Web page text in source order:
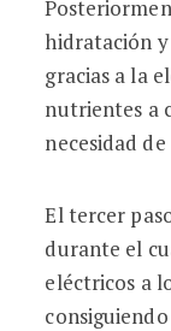
hidratación
gracias a la
nutrientes a
necesidad
El tercer
durante el
eléctricos a